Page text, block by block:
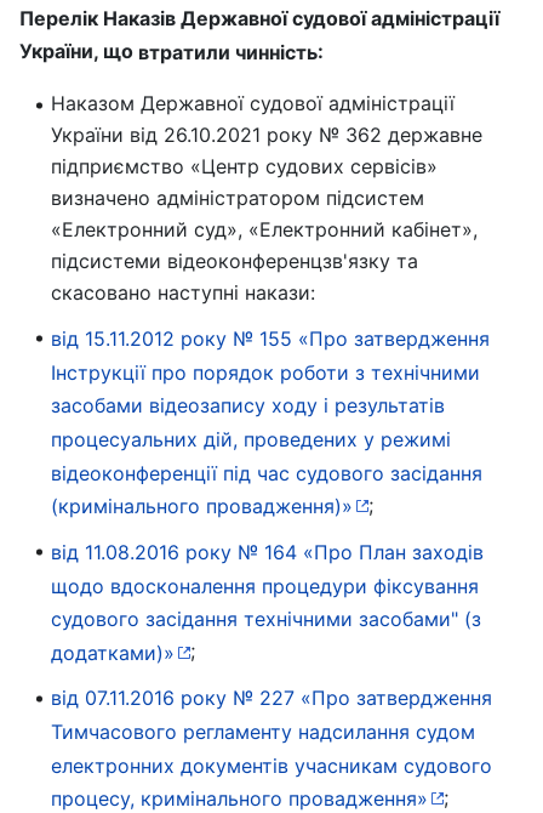
Перелік Наказів Державної судової адміністрації
України, що втратили чинність:
Наказом Державної судової адміністрації
України від 26.10.2021 року № 362 державне
підприємство «Центр судових сервісів»
визначено адміністратором підсистем
«Електронний суд», «Електронний кабінет»,
підсистеми відеоконференцзв'язку та
скасовано наступні накази:
від 15.11.2012 року № 155 «Про затвердження
Інструкції про порядок роботи з технічними
засобами відеозапису ходу і результатів
процесуальних дій, проведених у режимі
відеоконференції під час судового засідання
(кримінального провадження)»
;
від 11.08.2016 року № 164 «Про План заходів
щодо вдосконалення процедури фіксування
судового засідання технічними засобами" (з
додатками)»
;
від 07.11.2016 року № 227 «Про затвердження
Тимчасового регламенту надсилання судом
електронних документів учасникам судового
процесу, кримінального провадження»
;